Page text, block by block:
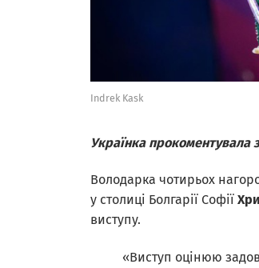
Indrek Kask
Українка прокоментувала
Володарка чотирьох
у столиці Болгарії Софії
виступу.
«Виступ оцінюю